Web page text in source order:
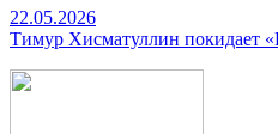
22.05.2026
Тимур Хисматуллин покидает